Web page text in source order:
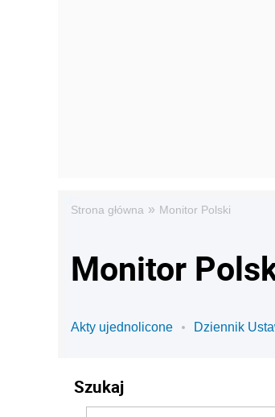
Strona główna » Monitor Polski
Monitor
Akty ujednolicone Dziennik
Szukaj